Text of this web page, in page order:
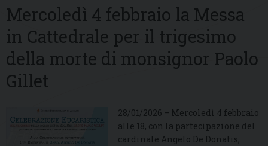
Mercoledì 4 febbraio la Messa
in Cattedrale per il trigesimo
della morte di monsignor Paolo
Gillet
28/01/2026 – Mercoledì 4 febbraio
alle 18, con la partecipazione del
cardinale Angelo De Donatis,